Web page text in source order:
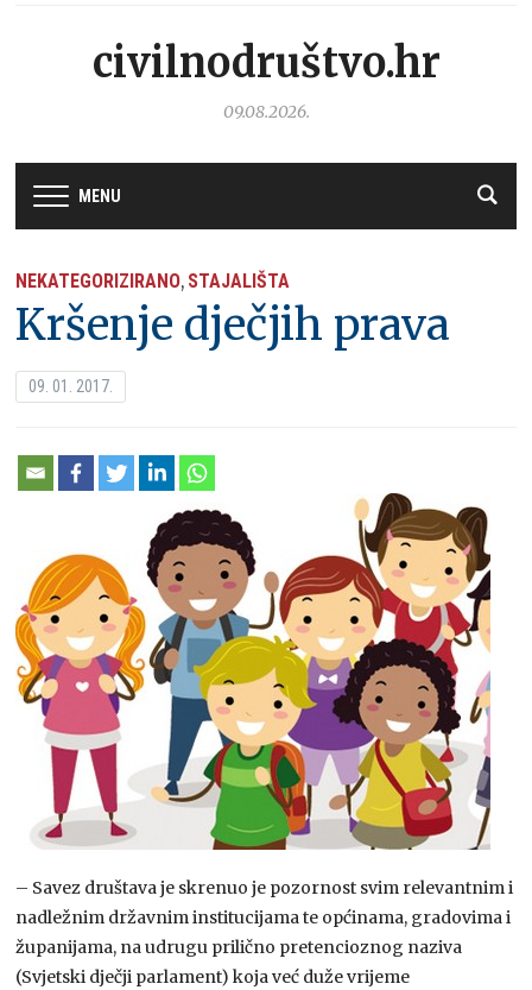
civilnodruštvo.hr
09.08.2026.
MENU
NEKATEGORIZIRANO, STAJALIŠTA
Kršenje dječjih prava
09. 01. 2017.
– Savez društava je skrenuo je pozornost svim relevantnim i
nadležnim državnim institucijama te općinama, gradovima i
županijama, na udrugu prilično pretencioznog naziva
(Svjetski dječji parlament) koja već duže vrijeme